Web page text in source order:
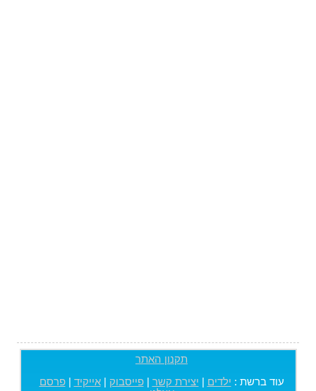
תקנון האתר
עוד ברשת : ילדים יצירת קשר |פייסבוק |אייקיד |פרסם